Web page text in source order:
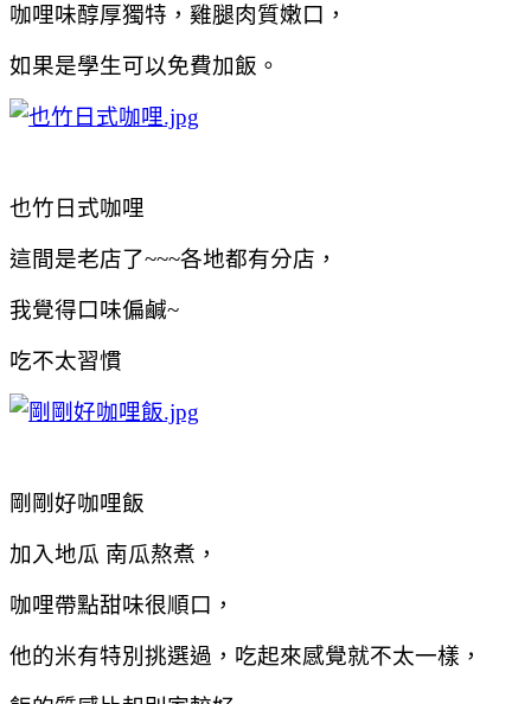
咖哩味醇厚獨特，雞腿肉質嫩口，
如果是學生可以免費加飯。
也竹日式咖哩
這間是老店了~~~各地都有分店，
我覺得口味偏鹹~
吃不太習慣
剛剛好咖哩飯
加入地瓜 南瓜熬煮，
咖哩帶點甜味很順口，
他的米有特別挑選過，吃起來感覺就不太一樣，